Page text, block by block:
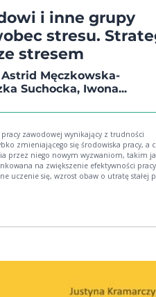
i inne grupy
stresu.
stresem
Męczkowska-
Suchocka, Iwona...
zawodowej wynikający z trudności
zmieniającego się środowiska pracy, a
przez niego nowym wyzwaniom, takim
na zwiększenie efektywności
uczenie się, wzrost obaw o utratę stałej
pracowników prowadzą do zjawisk o charakterze